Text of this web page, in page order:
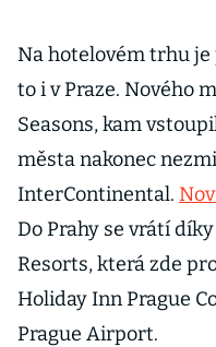
Na hotelovém trhu je
to i v Praze. Nového
Seasons, kam
města nakonec
InterContinental.
Do Prahy se vrátí
Resorts, která zde
Holiday Inn Prague
Prague Airport.